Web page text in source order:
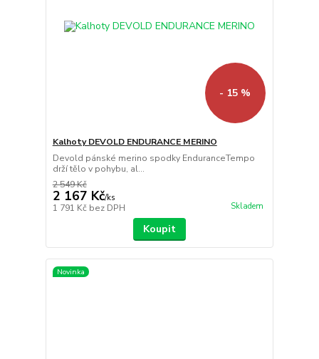
- 15 %
Kalhoty DEVOLD ENDURANCE MERINO
Devold pánské merino spodky EnduranceTempo
drží tělo v pohybu, al...
2 549 Kč
2 167 Kč/ks
1 791 Kč bez DPH Skladem
Koupit
Novinka